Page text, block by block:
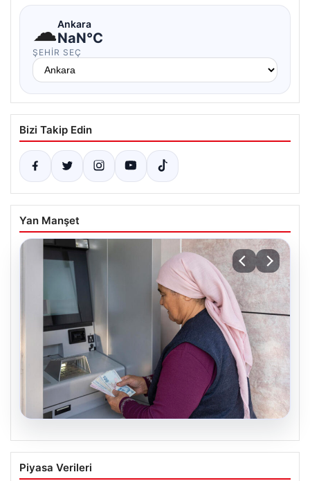
☁Ankara
NaN°C
ŞEHIR SEÇ
Bizi Takip Edin
Yan Manşet
Emekli maaşı ödemeleri ne zaman
yatacak? SGK, Bağ-Kur, Emekli Sandığı
Piyasa Verileri